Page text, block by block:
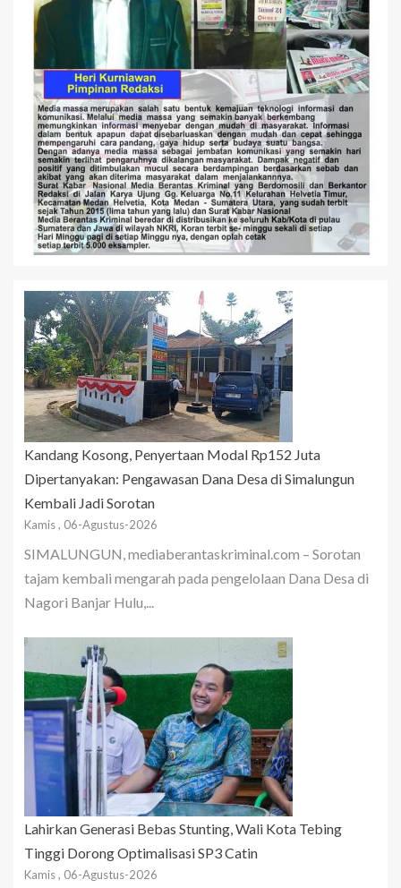
Kandang Kosong, Penyertaan Modal Rp152 Juta
Dipertanyakan: Pengawasan Dana Desa di Simalungun
Kembali Jadi Sorotan
Kamis , 06-Agustus-2026
SIMALUNGUN, mediaberantaskriminal.com – Sorotan
tajam kembali mengarah pada pengelolaan Dana Desa di
Nagori Banjar Hulu,...
Lahirkan Generasi Bebas Stunting, Wali Kota Tebing
Tinggi Dorong Optimalisasi SP3 Catin
Kamis , 06-Agustus-2026